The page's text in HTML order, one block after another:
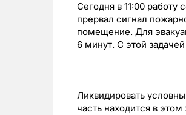
Сегодня в 11:00
прервал сигнал
помещение. Для
6 минут. С этой
Ликвидировать
часть находится в